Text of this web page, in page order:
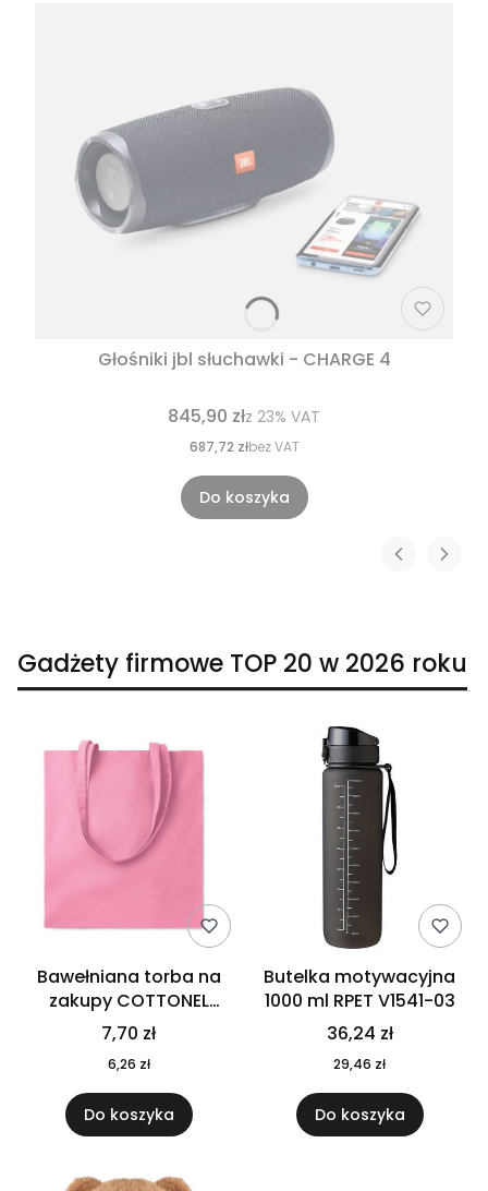
Głośniki jbl słuchawki - CHARGE 4
845,90 złz 23% VAT
687,72 złbez VAT
Do koszyka
Gadżety firmowe TOP 20 w 2026 roku
Bawełniana torba na
zakupy COTTONEL
COLOUR++ MO9846-11
7,70 zł
6,26 zł
Do koszyka
Butelka motywacyjna
1000 ml RPET V1541-03
36,24 zł
29,46 zł
Do koszyka